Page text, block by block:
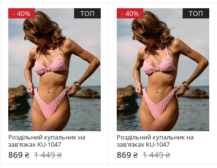
- 40% ТОП
Роздільний купальник на
зав'язках KU-1047
869 ₴ 1 449 ₴
- 40% ТОП
Роздільний купальник на
зав'язках KU-1047
869 ₴ 1 449 ₴